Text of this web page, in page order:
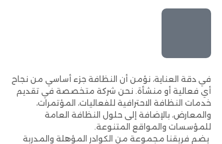
في دقة العناية، نؤمن أن النظافة جزء أساسي من نجاح
أي فعالية أو منشأة. نحن شركة متخصصة في تقديم
خدمات النظافة الاحترافية للفعاليات، المؤتمرات،
والمعارض، بالإضافة إلى حلول النظافة العامة
للمؤسسات والمواقع المتنوعة.
يضم فريقنا مجموعة من الكوادر المؤهلة والمدربة